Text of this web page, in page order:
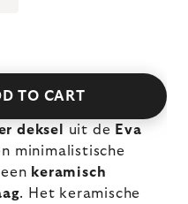
TO CART
deksel uit de Eva
minimalistische
keramisch
. Het keramische